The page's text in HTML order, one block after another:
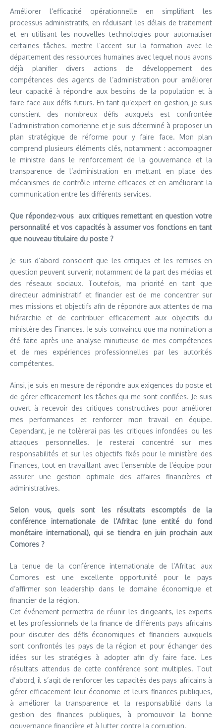
Améliorer l’efficacité opérationnelle en simplifiant les
processus administratifs, en réduisant les délais de traitement
et en utilisant les nouvelles technologies pour automatiser
certaines tâches. mettre l’accent sur la formation avec le
département des ressources humaines avec lequel nous avons
déjà planifier divers actions de développement des
compétences des agents de l’administration pour améliorer
leur capacité à répondre aux besoins de la population et à
faire face aux défis futurs. En tant qu’expert en gestion, je suis
conscient des nombreux défis auxquels est confrontée
l’administration comorienne et je suis déterminé à proposer un
plan stratégique de réforme pour y faire face. Mon plan
comprend plusieurs éléments clés, notamment : accompagner
le ministre dans le renforcement de la gouvernance et la
transparence de l’administration en mettant en place des
mécanismes de contrôle interne efficaces et en améliorant la
communication entre les différents services.
Que répondez-vous aux critiques remettant en question votre
personnalité et vos capacités à assumer vos fonctions en tant
que nouveau titulaire du poste ?
Je suis d’abord conscient que les critiques et les remises en
question peuvent survenir, notamment de la part des médias et
des réseaux sociaux. Toutefois, ma priorité en tant que
directeur administratif et financier est de me concentrer sur
mes missions et objectifs afin de répondre aux attentes de ma
hiérarchie et de contribuer efficacement aux objectifs du
ministère des Finances. Je suis convaincu que ma nomination a
été faite après une analyse minutieuse de mes compétences
et de mes expériences professionnelles par les autorités
compétentes.
Ainsi, je suis en mesure de répondre aux exigences du poste et
de gérer efficacement les tâches qui me sont confiées. Je suis
ouvert à recevoir des critiques constructives pour améliorer
mes performances et renforcer mon travail en équipe.
Cependant, je ne tolèrerai pas les critiques infondées ou les
attaques personnelles. Je resterai concentré sur mes
responsabilités et sur les objectifs fixés pour le ministère des
Finances, tout en travaillant avec l’ensemble de l’équipe pour
assurer une gestion optimale des affaires financières et
administratives.
Selon vous, quels sont les résultats escomptés de la
conférence internationale de l’Afritac (une entité du fond
monétaire international), qui se tiendra en juin prochain aux
Comores ?
La tenue de la conférence internationale de l’Afritac aux
Comores est une excellente opportunité pour le pays
d’affirmer son leadership dans le domaine économique et
financier de la région.
Cet événement permettra de réunir les dirigeants, les experts
et les professionnels de la finance de différents pays africains
pour discuter des défis économiques et financiers auxquels
sont confrontés les pays de la région et pour échanger des
idées sur les stratégies à adopter afin d’y faire face. Les
résultats attendus de cette conférence sont multiples. Tout
d’abord, il s’agit de renforcer les capacités des pays africains à
gérer efficacement leur économie et leurs finances publiques,
à améliorer la transparence et la responsabilité dans la
gestion des finances publiques, à promouvoir la bonne
gouvernance financière et à lutter contre la corruption.